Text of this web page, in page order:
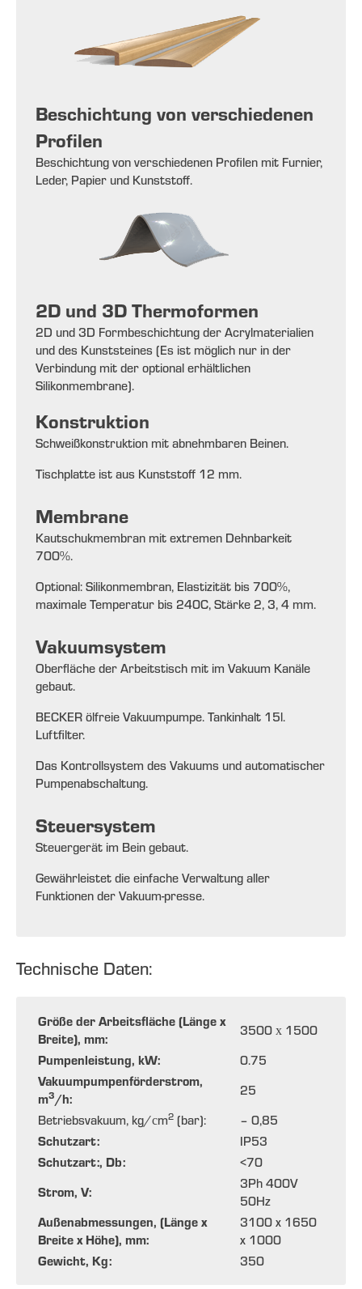
Beschichtung von verschiedenen
Profilen
Beschichtung von verschiedenen Profilen mit Furnier,
Leder, Papier und Kunststoff.
2D und 3D Thermoformen
2D und 3D Formbeschichtung der Acrylmaterialien
und des Kunststeines (Es ist möglich nur in der
Verbindung mit der optional erhältlichen
Silikonmembrane).
Konstruktion
Schweißkonstruktion mit abnehmbaren Beinen.
Tischplatte ist aus Kunststoff 12 mm.
Membrane
Kautschukmembran mit extremen Dehnbarkeit
700%.
Optional: Silikonmembran, Elastizität bis 700%,
maximale Temperatur bis 240C, Stärke 2, 3, 4 mm.
Vakuumsystem
Oberfläche der Arbeitstisch mit im Vakuum Kanäle
gebaut.
BECKER ölfreie Vakuumpumpe. Tankinhalt 15l.
Luftfilter.
Das Kontrollsystem des Vakuums und automatischer
Pumpenabschaltung.
Steuersystem
Steuergerät im Bein gebaut.
Gewährleistet die einfache Verwaltung aller
Funktionen der Vakuum-presse.
Technische Daten:
Größe der Arbeitsfläche (Länge x
Breite), mm:
3500 х 1500
Pumpenleistung, kW: 0.75
Vakuumpumpenförderstrom,
m3/h:
25
Betriebsvakuum, kg/сm2 (bar): – 0,85
Schutzart: IP53
Schutzart:, Db: <70
Strom, V:
3Ph 400V
50Hz
Außenabmessungen, (Länge x
Breite x Höhe), mm:
3100 x 1650
x 1000
Gewicht, Kg: 350